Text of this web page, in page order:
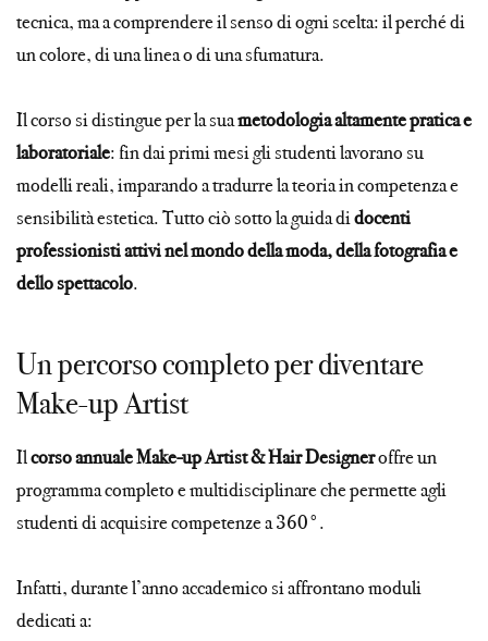
tecnica, ma a comprendere il senso di ogni scelta: il perché di
un colore, di una linea o di una sfumatura.
Il corso si distingue per la suametodologia altamente pratica e
laboratoriale: fin dai primi mesi gli studenti lavorano su
modelli reali, imparando a tradurre la teoria in competenza e
sensibilità estetica. Tutto ciò sotto la guida didocenti
professionisti attivi nel mondo della moda, della fotografia e
dello spettacolo.
Un percorso completo per diventare
Make-up Artist
Ilcorso annuale Make-up Artist & Hair Designeroffre un
programma completo e multidisciplinare che permette agli
studenti di acquisire competenze a 360°.
Infatti, durante l’anno accademico si affrontano moduli
dedicati a: